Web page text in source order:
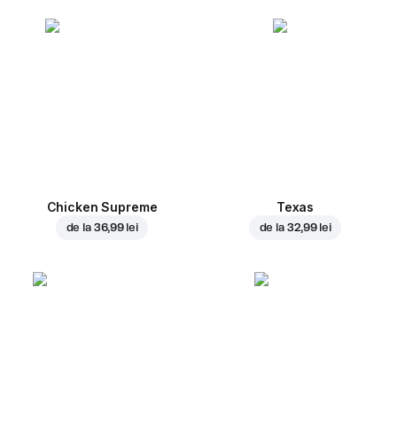
Chicken Supreme
de la 36,99 lei
Texas
de la 32,99 lei